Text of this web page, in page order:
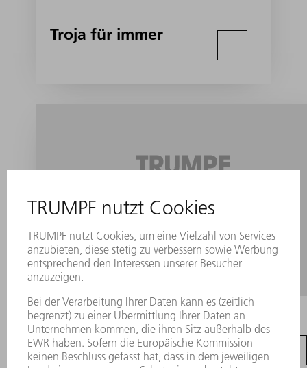
Troja für immer
James Bond erlebt
Lasermaterialbearbeitung